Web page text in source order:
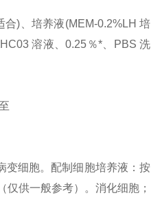
)、培养液(MEM-0.2%LH 培
溶液、0.25％*、PBS 洗
变细胞。配制细胞培养液：按
供一般参考）。消化细胞；